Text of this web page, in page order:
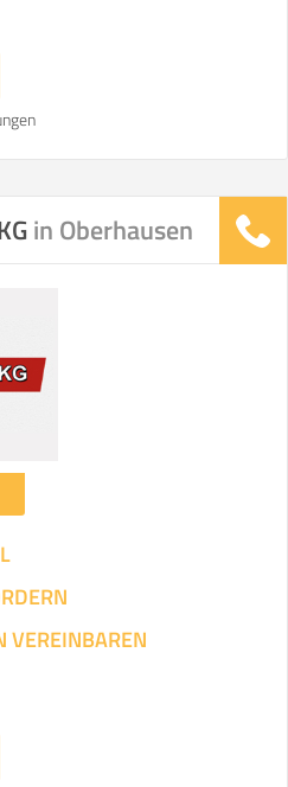
in Oberhausen
VEREINBAREN